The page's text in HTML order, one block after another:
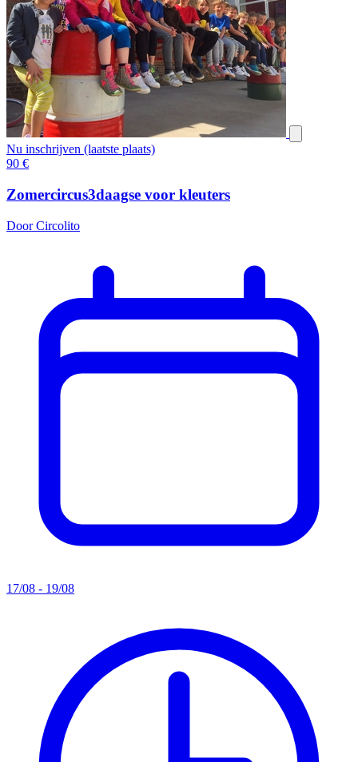
Nu inschrijven (laatste plaats)
90 €
Zomercircus3daagse voor kleuters
Door Circolito
17/08 - 19/08